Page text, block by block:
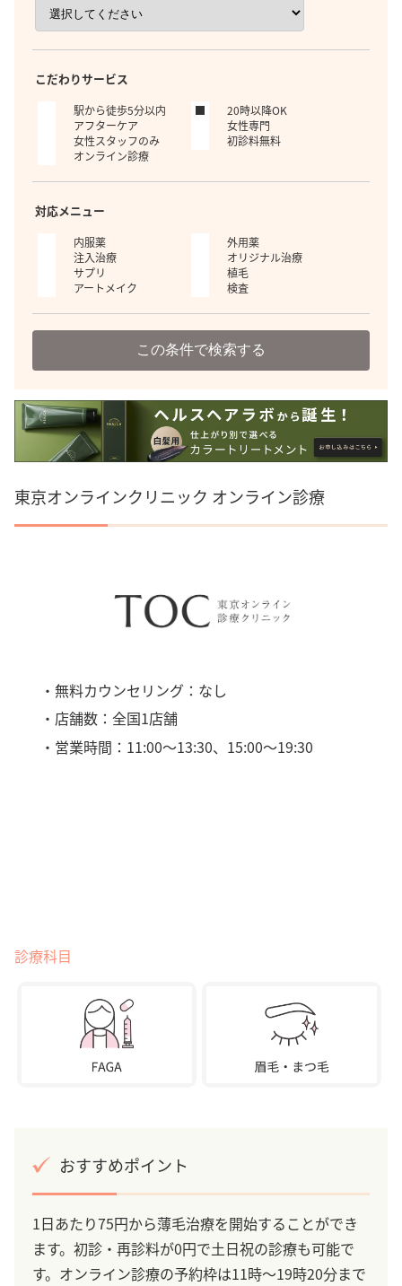
こだわりサービス
駅から徒歩5分以内
20時以降OK
アフターケア
女性専門
女性スタッフのみ
初診料無料
オンライン診療
対応メニュー
内服薬
外用薬
注入治療
オリジナル治療
サプリ
植毛
アートメイク
検査
この条件で検索する
東京オンラインクリニック オンライン診療
・無料カウンセリング：なし
・店舗数：全国1店舗
・営業時間：11:00〜13:30、15:00〜19:30
診療科目
おすすめポイント
1日あたり75円から薄毛治療を開始することができ
ます。初診・再診料が0円で土日祝の診療も可能で
す。オンライン診療の予約枠は11時～19時20分まで